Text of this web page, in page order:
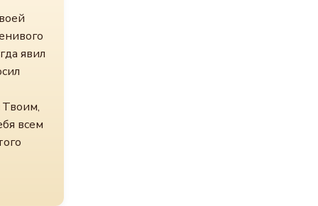
явил
Твоим,
всем